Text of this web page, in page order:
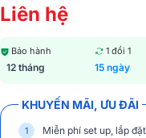
Liên hệ
Bảo hành
12 tháng
1 đổi 1
15 ngày
KHUYẾN MÃI, ƯU ĐÃI
Miễn phí set up, lắp